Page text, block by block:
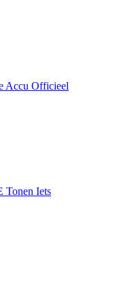
Accu Officieel
Tonen Iets